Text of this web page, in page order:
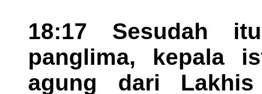
18:17 Sesudah
panglima, kepala
agung dari